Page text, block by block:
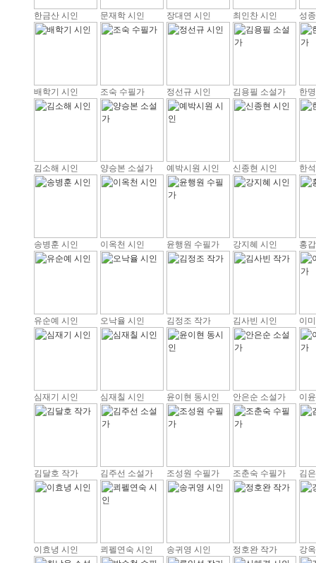
한금산 시인 문재학 시인 장대연 시인 최인찬 시인 성
배학기 시인 조숙 수필가 정선규 시인 김용필 소설가 한
김소해 시인 양승본 소설가 예박시원 시인 신종현 시인 한
송병훈 시인 이옥천 시인 윤행원 수필가 강지혜 시인 홍
유순예 시인 오낙율 시인 김정조 작가 김사빈 시인 이
심재기 시인 심재칠 시인 윤이현 동시인 안은순 소설가 이
김달호 작가 김주선 소설가 조성원 수필가 조춘숙 수필가 김
이효녕 시인 쾨펠연숙 시인 송귀영 시인 정호완 작가 강